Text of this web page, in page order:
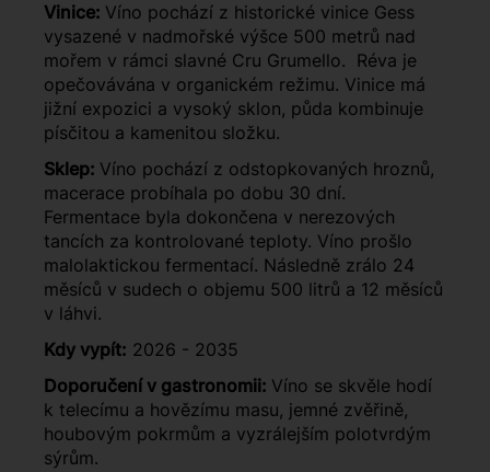
Vinice: Víno pochází z historické vinice Gess
vysazené v nadmořské výšce 500 metrů nad
mořem v rámci slavné Cru Grumello. Réva je
opečovávána v organickém režimu. Vinice má
jižní expozici a vysoký sklon, půda kombinuje
písčitou a kamenitou složku.
Sklep: Víno pochází z odstopkovaných hroznů,
macerace probíhala po dobu 30 dní.
Fermentace byla dokončena v nerezových
tancích za kontrolované teploty. Víno prošlo
malolaktickou fermentací. Následně zrálo 24
měsíců v sudech o objemu 500 litrů a 12 měsíců
v láhvi.
Kdy vypít: 2026 - 2035
Doporučení v gastronomii: Víno se skvěle hodí
k telecímu a hovězímu masu, jemné zvěřině,
houbovým pokrmům a vyzrálejším polotvrdým
sýrům.